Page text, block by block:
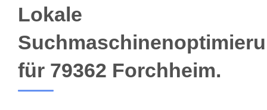
Lokale
für 79362 Forchheim.